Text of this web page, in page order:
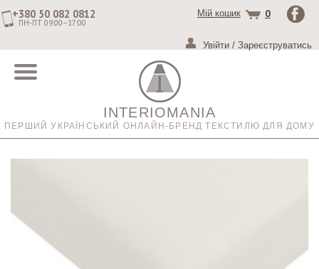
+380 50 082 0812
ПН-ПТ 09:00–17:00
Мій кошик 0
Увійти / Зареєструватись
INTERIOMANIA
ПЕРШИЙ УКРАЇНСЬКИЙ ОНЛАЙН-БРЕНД ТЕКСТИЛЮ ДЛЯ ДОМУ